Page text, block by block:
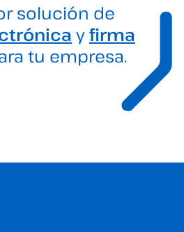
solución de
yfirma
tu empresa.